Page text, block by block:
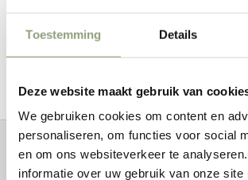
Toestemming Details
Deze website maakt gebruik van
We gebruiken cookies om content en
personaliseren, om functies voor social
en om ons websiteverkeer te
informatie over uw gebruik van onze site
NoRubbish. BBQ Rubs.
BBQ Oil.
CONTINUE
Fire stories